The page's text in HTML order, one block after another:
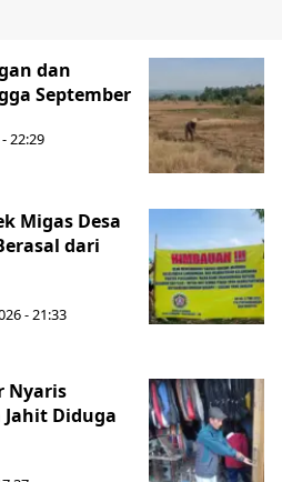
dan
September
22:29
Migas Desa
dari
- 21:33
Nyaris
Diduga